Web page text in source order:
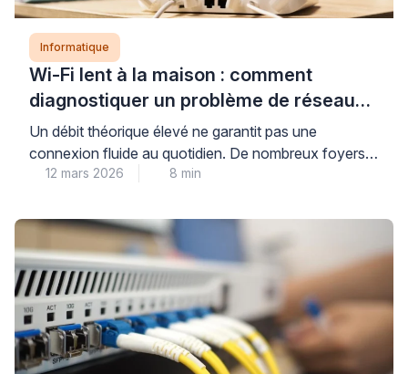
Informatique
Wi-Fi lent à la maison : comment
diagnostiquer un problème de réseau
domestique ?
Un débit théorique élevé ne garantit pas une
connexion fluide au quotidien. De nombreux foyers
rencontrent des ralentissements qui perturbent le
la différence entre vitesse affichée et performance
réelle constitue la première étape du diagnostic. Les
professionnels qualifiés identifient rapidement les
causes techniques grâce à un audit complet […]
12 mars 2026 8 min